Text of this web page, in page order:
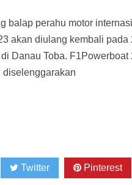
balap perahu motor
akan diulang kembali pada
Danau Toba. F1Powerboat
diselenggarakan
Twitter Pinterest